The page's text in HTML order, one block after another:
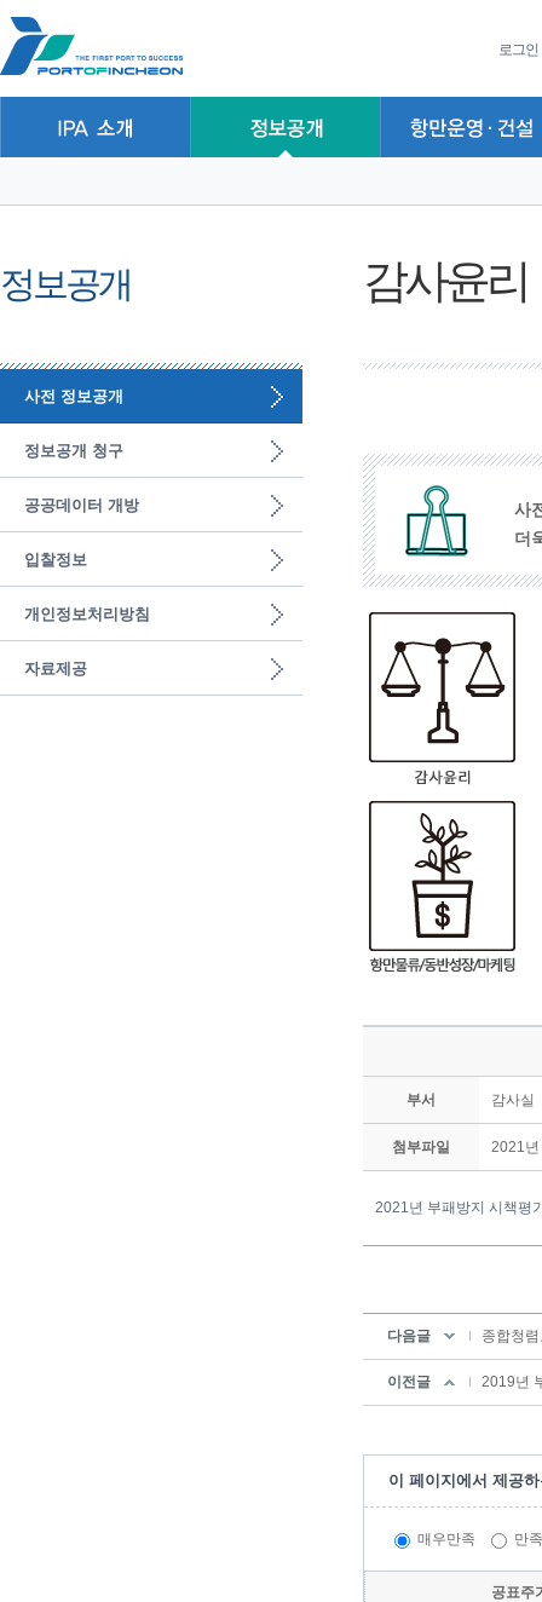
로그인
정보공개
사전 정보공개
정보공개 청구
공공데이터 개방
입찰정보
개인정보처리방침
자료제공
감사윤리
사
더
부서 감사실
첨부파일 2021
2021년 부패방지 시책평
다음글 종합청
이전글 2019년
이 페이지에서 제공
매우만족 만족
공표주